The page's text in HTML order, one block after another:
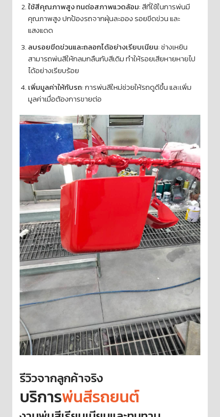
ใช้สีคุณภาพสูง ทนต่อสภาพแวดล้อม: สีที่ใช้ในการพ่นมี
คุณภาพสูง ปกป้องรถจากฝุ่นละออง รอยขีดข่วน และ
แสงแดด
ลบรอยขีดข่วนและถลอกได้อย่างเรียบเนียน: ช่างเหยิน
สามารถพ่นสีให้กลมกลืนกับสีเดิม ทำให้รอยเสียหายหายไป
ได้อย่างเรียบร้อย
เพิ่มมูลค่าให้กับรถ: การพ่นสีใหม่ช่วยให้รถดูดีขึ้น และเพิ่ม
มูลค่าเมื่อต้องการขายต่อ
รีวิวจากลูกค้าจริง
บริการพ่นสีรถยนต์